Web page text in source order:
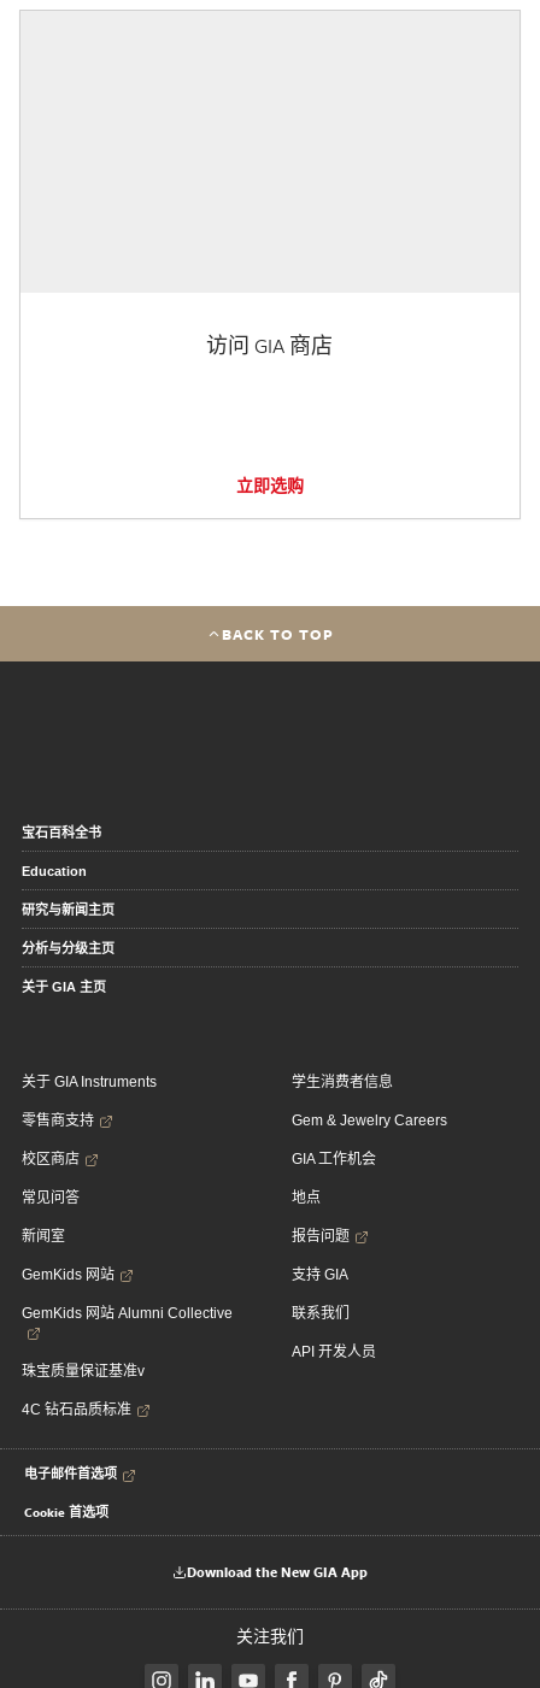
访问 GIA 商店
立即选购
BACK TO TOP
宝石百科全书
Education
研究与新闻主页
分析与分级主页
关于 GIA 主页
关于 GIA Instruments
零售商支持
校区商店
常见问答
新闻室
GemKids 网站
GemKids 网站 Alumni Collective
珠宝质量保证基准v
4C 钻石品质标准
学生消费者信息
Gem & Jewelry Careers
GIA 工作机会
地点
报告问题
支持 GIA
联系我们
API 开发人员
电子邮件首选项
Cookie 首选项
Download the New GIA App
关注我们